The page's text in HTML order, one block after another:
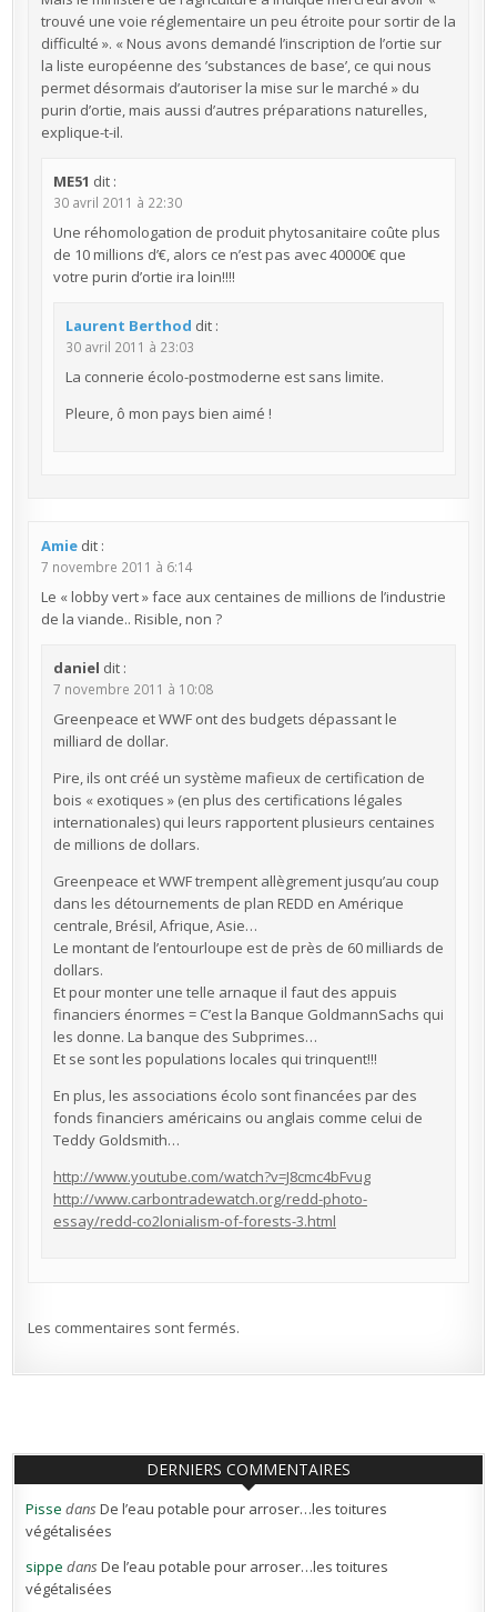
trouvé une voie réglementaire un peu étroite pour sortir de la
difficulté ». « Nous avons demandé l’inscription de l’ortie sur
la liste européenne des ’substances de base’, ce qui nous
permet désormais d’autoriser la mise sur le marché » du
purin d’ortie, mais aussi d’autres préparations naturelles,
explique-t-il.
ME51 dit :
30 avril 2011 à 22:30
Une réhomologation de produit phytosanitaire coûte plus
de 10 millions d’€, alors ce n’est pas avec 40000€ que
votre purin d’ortie ira loin!!!!
Laurent Berthod dit :
30 avril 2011 à 23:03
La connerie écolo-postmoderne est sans limite.
Pleure, ô mon pays bien aimé !
Amie dit :
7 novembre 2011 à 6:14
Le « lobby vert » face aux centaines de millions de l’industrie
de la viande.. Risible, non ?
daniel dit :
7 novembre 2011 à 10:08
Greenpeace et WWF ont des budgets dépassant le
milliard de dollar.
Pire, ils ont créé un système mafieux de certification de
bois « exotiques » (en plus des certifications légales
internationales) qui leurs rapportent plusieurs centaines
de millions de dollars.
Greenpeace et WWF trempent allègrement jusqu’au coup
dans les détournements de plan REDD en Amérique
centrale, Brésil, Afrique, Asie…
Le montant de l’entourloupe est de près de 60 milliards de
dollars.
Et pour monter une telle arnaque il faut des appuis
financiers énormes = C’est la Banque GoldmannSachs qui
les donne. La banque des Subprimes…
Et se sont les populations locales qui trinquent!!!
En plus, les associations écolo sont financées par des
fonds financiers américains ou anglais comme celui de
Teddy Goldsmith…
http://www.youtube.com/watch?v=J8cmc4bFvug
http://www.carbontradewatch.org/redd-photo-
essay/redd-co2lonialism-of-forests-3.html
Les commentaires sont fermés.
DERNIERS COMMENTAIRES
Pisse dansDe l’eau potable pour arroser…les toitures
végétalisées
sippe dansDe l’eau potable pour arroser…les toitures
végétalisées